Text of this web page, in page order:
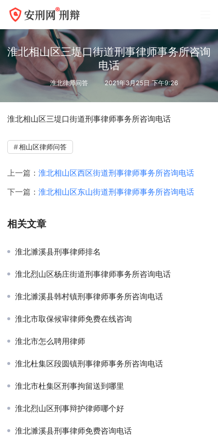
淮北相山区三堤口街道刑事律师事务所咨询
电话
淮北律师问答 2021年3月25日 下午9:26
淮北相山区三堤口街道刑事律师事务所咨询电话
相山区律师问答
上一篇： 淮北相山区西区街道刑事律师事务所咨询电话
下一篇： 淮北相山区东山街道刑事律师事务所咨询电话
相关文章
淮北濉溪县刑事律师排名
淮北烈山区杨庄街道刑事律师事务所咨询电话
淮北濉溪县韩村镇刑事律师事务所咨询电话
淮北市取保候审律师免费在线咨询
淮北市怎么聘用律师
淮北杜集区段圆镇刑事律师事务所咨询电话
淮北市杜集区刑事拘留送到哪里
淮北烈山区刑事辩护律师哪个好
淮北濉溪县刑事律师免费咨询电话